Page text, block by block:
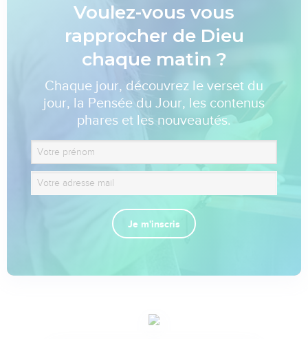
Voulez-vous vous
rapprocher de Dieu
chaque matin ?
Chaque jour, découvrez le verset du
jour, la Pensée du Jour, les contenus
phares et les nouveautés.
Je m'inscris